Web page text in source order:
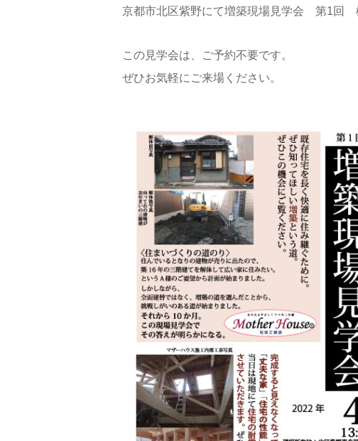
京都市北区紫野にて増築現場見学会 第1回
この見学会は、ご予約不要です。
ぜひお気軽にご来場ください。